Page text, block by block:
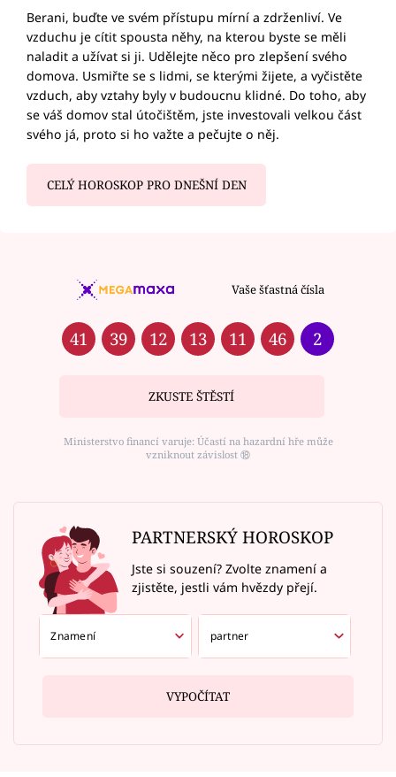
Berani, buďte ve svém přístupu mírní a zdrženliví. Ve
vzduchu je cítit spousta něhy, na kterou byste se měli
naladit a užívat si ji. Udělejte něco pro zlepšení svého
domova. Usmiřte se s lidmi, se kterými žijete, a vyčistěte
vzduch, aby vztahy byly v budoucnu klidné. Do toho, aby
se váš domov stal útočištěm, jste investovali velkou část
svého já, proto si ho važte a pečujte o něj.
CELÝ HOROSKOP PRO DNEŠNÍ DEN
Vaše šťastná čísla
41 39 12 13 11 46 2
ZKUSTE ŠTĚSTÍ
Ministerstvo financí varuje: Účastí na hazardní hře může
vzniknout závislost ⑱
PARTNERSKÝ HOROSKOP
Jste si souzení? Zvolte znamení a
zjistěte, jestli vám hvězdy přejí.
VYPOČÍTAT